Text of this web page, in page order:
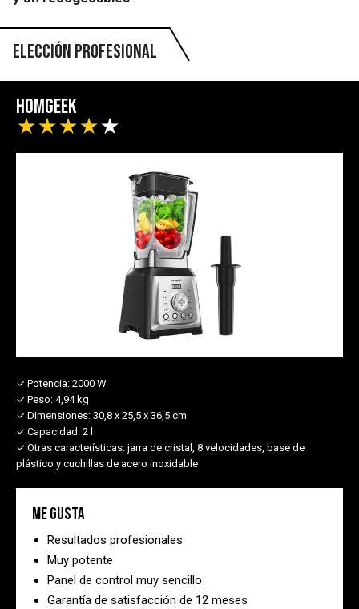
Elección profesional
Homgeek
★★★★★
✓ Potencia: 2000 W
✓ Peso: 4,94 kg
✓ Dimensiones: 30,8 x 25,5 x 36,5 cm
✓ Capacidad: 2 l
✓ Otras características: jarra de cristal, 8 velocidades, base de
plástico y cuchillas de acero inoxidable
Me gusta
Resultados profesionales
Muy potente
Panel de control muy sencillo
Garantía de satisfacción de 12 meses